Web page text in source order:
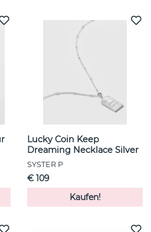
Lucky Coin Keep
Dreaming Necklace Silver
SYSTER P
€ 109
Kaufen!